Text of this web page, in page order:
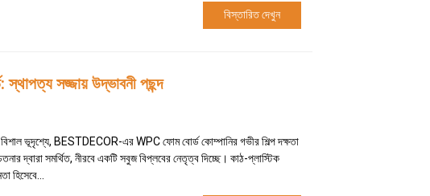
বিস্তারিত দেখুন
সজ্জায় উদ্ভাবনী পছন্দ
ভূদৃশ্যে, BESTDECOR-এর WPC ফোম বোর্ড কোম্পানির গভীর শিল্প দক্ষতা
দ্বারা সমর্থিত, নীরবে একটি সবুজ বিপ্লবের নেতৃত্ব দিচ্ছে। কাঠ-প্লাস্টিক
হিসেবে...